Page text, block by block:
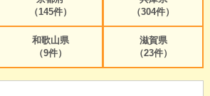
（145件）
（304件）
和歌山県
（9件）
滋賀県
（23件）